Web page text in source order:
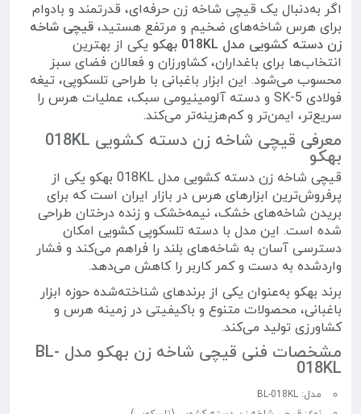
اگر به‌دنبال یک قیچی شاخه زن حرفه‌ای، قدرتمند و بادوام
برای هرس شاخه‌های ضخیم و مرتفع هستید، قیچی شاخه
زن دسته کشویی مدل 018KL بهکو
یکی از بهترین
انتخاب‌ها برای باغداران، کشاورزان و فعالان فضای سبز
محسوب می‌شود. این ابزار باغبانی با طراحی تلسکوپی، تیغه
فولادی SK-5 و دسته آلومینیومی سبک، عملیات هرس را
سریع‌تر، ایمن‌تر و کم‌هزینه‌تر می‌کند.
معرفی قیچی شاخه زن دسته کشویی 018KL
بهکو
قیچی شاخه زن دسته کشویی مدل 018KL بهکو
یکی از
پرفروش‌ترین ابزارهای هرس در بازار ایران است که برای
بریدن شاخه‌های خشک، نیمه‌خشک و زنده درختان طراحی
شده است. این مدل با دسته تلسکوپی کشویی امکان
دسترسی آسان به شاخه‌های بلند را فراهم می‌کند و فشار
واردشده به دست و کمر کاربر را کاهش می‌دهد.
برند بهکو به‌عنوان یکی از برندهای شناخته‌شده حوزه ابزار
باغبانی، محصولات متنوع و باکیفیتی در زمینه هرس و
کشاورزی تولید می‌کند.
مشخصات فنی قیچی شاخه زن بهکو مدل BL-
018KL
مدل: BL-018KL